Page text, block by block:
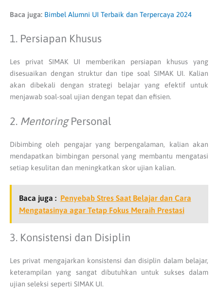
Baca juga: Bimbel Alumni UI Terbaik dan Terpercaya 2024
1. Persiapan Khusus
Les privat SIMAK UI memberikan persiapan khusus yang
disesuaikan dengan struktur dan tipe soal SIMAK UI. Kalian
akan dibekali dengan strategi belajar yang efektif untuk
menjawab soal-soal ujian dengan tepat dan efisien.
2. MentoringPersonal
Dibimbing oleh pengajar yang berpengalaman, kalian akan
mendapatkan bimbingan personal yang membantu mengatasi
setiap kesulitan dan meningkatkan skor ujian kalian.
Baca juga : Penyebab Stres Saat Belajar dan Cara
Mengatasinya agar Tetap Fokus Meraih Prestasi
3. Konsistensi dan Disiplin
Les privat mengajarkan konsistensi dan disiplin dalam belajar,
keterampilan yang sangat dibutuhkan untuk sukses dalam
ujian seleksi seperti SIMAK UI.